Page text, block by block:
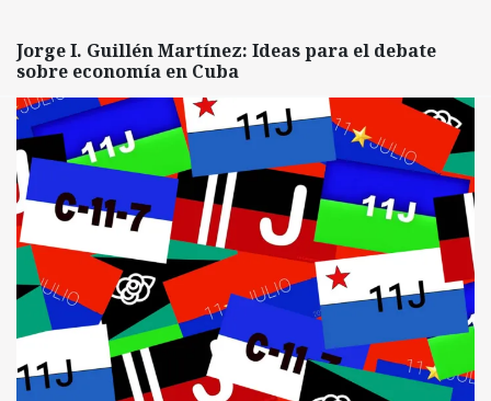
Jorge I. Guillén Martínez: Ideas para el debate
sobre economía en Cuba